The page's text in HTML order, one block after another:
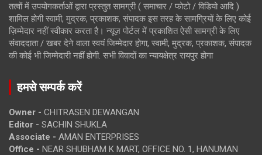
तत्वों में उपयोगकर्ताओं द्वारा प्रस्तुत सामग्री ( समाचार / फोटो / विडियो आदि )
शामिल होगी स्वामी, मुद्रक, प्रकाशक, संपादक इस तरह के सामग्रियों के लिए कोई
ज़िम्मेदार नहीं स्वीकार करता है। न्यूज़ पोर्टल में प्रकाशित ऐसी सामग्री के लिए
संवाददाता / खबर देने वाला स्वयं जिम्मेदार होगा, स्वामी, मुद्रक, प्रकाशक, संपादक
की कोई भी जिम्मेदारी नहीं होगी. सभी विवादों का न्यायक्षेत्र रायपुर होगा
हमसे सम्पर्क करें
Owner - CHITRASEN DEWANGAN
Editor - SACHIN SHUKLA
Associate - AMAN ENTERPRISES
Office - NEAR SHUBHAM K MART, OFFICE NO. 1, HANUMAN